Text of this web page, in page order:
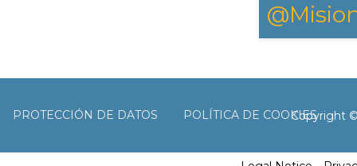
PROTECCIÓN DE DATOS POLÍTICA DE COOKIESCopyright